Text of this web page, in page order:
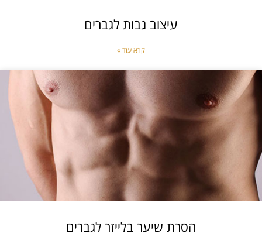
עיצוב גבות לגברים
קרא עוד »
הסרת שיער בלייזר לגברים